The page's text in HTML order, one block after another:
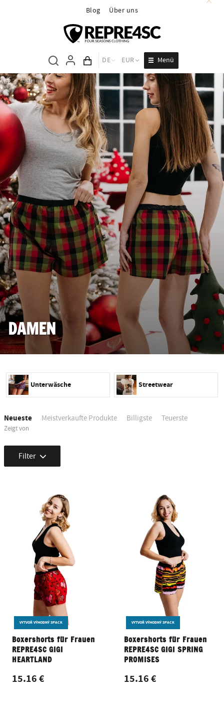
Blog Über uns
Inhalt des Wagens
DE EUR Menü
/ Damen
DAMEN
Unterwäsche Streetwear
Neueste Meistverkaufte Produkte Billigste Teuerste
Zeigt von
Filter
VYTVOŘ VÝHODNÝ 3PACK
Boxershorts für Frauen
REPRE4SC GIGI
HEARTLAND
15.16 €
VYTVOŘ VÝHODNÝ 3PACK
Boxershorts für Frauen
REPRE4SC GIGI SPRING
PROMISES
15.16 €